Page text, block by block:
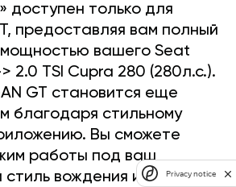
доступен только для
предоставляя вам полный
вашего Seat
2.0 TSI Cupra 280 (280л.с.).
GT становится еще
благодаря стильному
Вы сможете
работы под ваш
вождения и легкоPrivacy notice